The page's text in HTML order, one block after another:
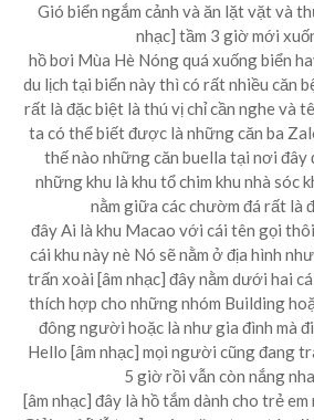
Gió biển ngắm cảnh và ăn lặt vặt và
nhạc] tầm 3 giờ mới
hồ bơi Mùa Hè Nóng quá xuống biển
du lịch tại biển này thì có rất nhiều căn
rất là đặc biệt là thú vị chỉ cần nghe và
ta có thể biết được là những căn ba
thế nào những căn buella tại nơi đây
những khu là khu tổ chim khu nhà sóc
nằm giữa các chườm đá rất là
đây Ai là khu Macao với cái tên gọi
cái khu này nè Nó sẽ nằm ở địa hình
trấn xoài [âm nhạc] đây nằm dưới hai
thích hợp cho những nhóm Building
đông người hoặc là như gia đình mà
Hello [âm nhạc] mọi người cũng đang
5 giờ rồi vẫn còn nắng
[âm nhạc] đây là hồ tắm dành cho trẻ em